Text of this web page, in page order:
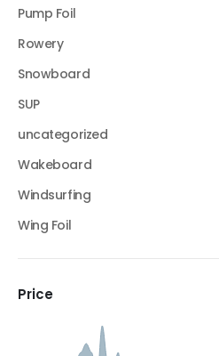
Pump Foil
Rowery
Snowboard
SUP
uncategorized
Wakeboard
Windsurfing
Wing Foil
Price